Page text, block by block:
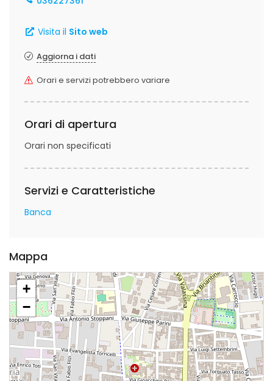
Visita il Sito web
Aggiorna i dati
Orari e servizi potrebbero variare
Orari di apertura
Orari non specificati
Servizi e Caratteristiche
Banca
Mappa
+
−